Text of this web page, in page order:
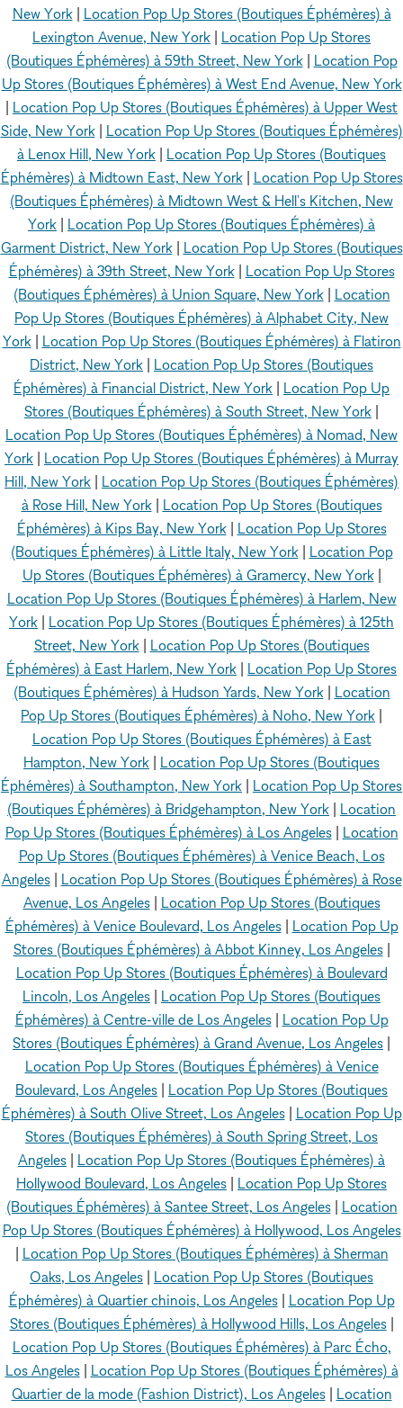
New York| Location Pop Up Stores (Boutiques Éphémères) à
Lexington Avenue, New York
Location Pop Up Stores
(Boutiques Éphémères) à 59th Street, New York| Location Pop
Up Stores (Boutiques Éphémères) à West End Avenue, New York
Location Pop Up Stores (Boutiques Éphémères) à Upper West
Side, New York| Location Pop Up Stores (Boutiques Éphémères)
à Lenox Hill, New York
Location Pop Up Stores (Boutiques
Éphémères) à Midtown East, New York| Location Pop Up Stores
(Boutiques Éphémères) à Midtown West & Hell's Kitchen, New
York
Location Pop Up Stores (Boutiques Éphémères) à
Garment District, New York| Location Pop Up Stores (Boutiques
Éphémères) à 39th Street, New York| Location Pop Up Stores
(Boutiques Éphémères) à Union Square, New York| Location
Pop Up Stores (Boutiques Éphémères) à Alphabet City, New
York| Location Pop Up Stores (Boutiques Éphémères) à Flatiron
District, New York
Location Pop Up Stores (Boutiques
Éphémères) à Financial District, New York
Location Pop Up
Stores (Boutiques Éphémères) à South Street, New York
Location Pop Up Stores (Boutiques Éphémères) à Nomad, New
York
Location Pop Up Stores (Boutiques Éphémères) à Murray
Hill, New York
Location Pop Up Stores (Boutiques Éphémères)
à Rose Hill, New York| Location Pop Up Stores (Boutiques
Éphémères) à Kips Bay, New York| Location Pop Up Stores
(Boutiques Éphémères) à Little Italy, New York| Location Pop
Up Stores (Boutiques Éphémères) à Gramercy, New York|
Location Pop Up Stores (Boutiques Éphémères) à Harlem, New
York
Location Pop Up Stores (Boutiques Éphémères) à 125th
Street, New York| Location Pop Up Stores (Boutiques
Éphémères) à East Harlem, New York
Location Pop Up Stores
(Boutiques Éphémères) à Hudson Yards, New York| Location
Pop Up Stores (Boutiques Éphémères) à Noho, New York
Location Pop Up Stores (Boutiques Éphémères) à East
Hampton, New York
Location Pop Up Stores (Boutiques
Éphémères) à Southampton, New York
Location Pop Up Stores
(Boutiques Éphémères) à Bridgehampton, New York
Location
Pop Up Stores (Boutiques Éphémères) à Los Angeles| Location
Pop Up Stores (Boutiques Éphémères) à Venice Beach, Los
Angeles| Location Pop Up Stores (Boutiques Éphémères) à Rose
Avenue, Los Angeles| Location Pop Up Stores (Boutiques
Éphémères) à Venice Boulevard, Los Angeles| Location Pop Up
Stores (Boutiques Éphémères) à Abbot Kinney, Los Angeles|
Location Pop Up Stores (Boutiques Éphémères) à Boulevard
Lincoln, Los Angeles
Location Pop Up Stores (Boutiques
Éphémères) à Centre-ville de Los Angeles| Location Pop Up
Stores (Boutiques Éphémères) à Grand Avenue, Los Angeles
Location Pop Up Stores (Boutiques Éphémères) à Venice
Boulevard, Los Angeles
Location Pop Up Stores (Boutiques
Éphémères) à South Olive Street, Los Angeles| Location Pop Up
Stores (Boutiques Éphémères) à South Spring Street, Los
Angeles
Location Pop Up Stores (Boutiques Éphémères) à
Hollywood Boulevard, Los Angeles
Location Pop Up Stores
(Boutiques Éphémères) à Santee Street, Los Angeles| Location
Pop Up Stores (Boutiques Éphémères) à Hollywood, Los Angeles
Location Pop Up Stores (Boutiques Éphémères) à Sherman
Oaks, Los Angeles
Location Pop Up Stores (Boutiques
Éphémères) à Quartier chinois, Los Angeles| Location Pop Up
Stores (Boutiques Éphémères) à Hollywood Hills, Los Angeles|
Location Pop Up Stores (Boutiques Éphémères) à Parc Écho,
Los Angeles| Location Pop Up Stores (Boutiques Éphémères) à
Quartier de la mode (Fashion District), Los Angeles| Location